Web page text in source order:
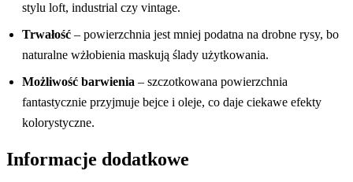
stylu loft, industrial czy vintage.
Trwałość – powierzchnia jest mniej podatna na drobne rysy, bo
naturalne wżłobienia maskują ślady użytkowania.
Możliwość barwienia – szczotkowana powierzchnia
fantastycznie przyjmuje bejce i oleje, co daje ciekawe efekty
kolorystyczne.
Informacje dodatkowe